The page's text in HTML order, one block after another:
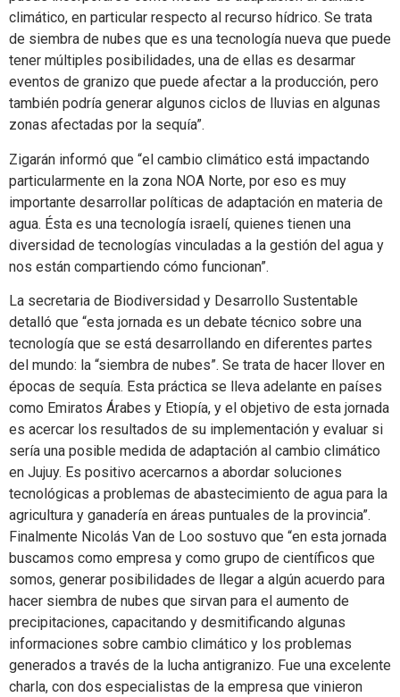
climático, en particular respecto al recurso hídrico. Se trata
de siembra de nubes que es una tecnología nueva que puede
tener múltiples posibilidades, una de ellas es desarmar
eventos de granizo que puede afectar a la producción, pero
también podría generar algunos ciclos de lluvias en algunas
zonas afectadas por la sequía”.
Zigarán informó que “el cambio climático está impactando
particularmente en la zona NOA Norte, por eso es muy
importante desarrollar políticas de adaptación en materia de
agua. Ésta es una tecnología israelí, quienes tienen una
diversidad de tecnologías vinculadas a la gestión del agua y
nos están compartiendo cómo funcionan”.
La secretaria de Biodiversidad y Desarrollo Sustentable
detalló que “esta jornada es un debate técnico sobre una
tecnología que se está desarrollando en diferentes partes
del mundo: la “siembra de nubes”. Se trata de hacer llover en
épocas de sequía. Esta práctica se lleva adelante en países
como Emiratos Árabes y Etiopía, y el objetivo de esta jornada
es acercar los resultados de su implementación y evaluar si
sería una posible medida de adaptación al cambio climático
en Jujuy. Es positivo acercarnos a abordar soluciones
tecnológicas a problemas de abastecimiento de agua para la
agricultura y ganadería en áreas puntuales de la provincia”.
Finalmente Nicolás Van de Loo sostuvo que “en esta jornada
buscamos como empresa y como grupo de científicos que
somos, generar posibilidades de llegar a algún acuerdo para
hacer siembra de nubes que sirvan para el aumento de
precipitaciones, capacitando y desmitificando algunas
informaciones sobre cambio climático y los problemas
generados a través de la lucha antigranizo. Fue una excelente
charla, con dos especialistas de la empresa que vinieron